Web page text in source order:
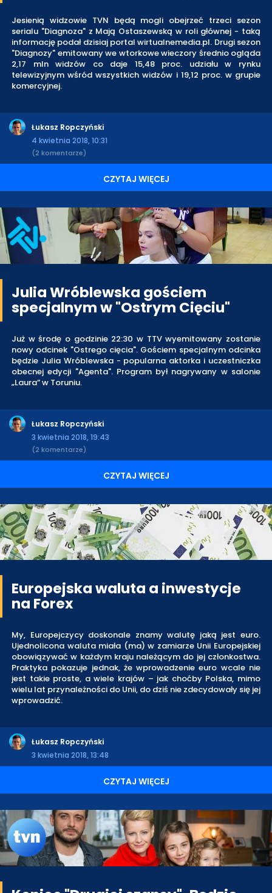
Jesienią widzowie TVN będą mogli obejrzeć trzeci sezon
serialu "Diagnoza" z Mają Ostaszewską w roli głównej - taką
informację podał dzisiaj portal wirtualnemedia.pl. Drugi sezon
"Diagnozy" emitowany we wtorkowe wieczory średnio ogląda
2,17 mln widzów co daje 15,48 proc. udziału w rynku
telewizyjnym wśród wszystkich widzów i 19,12 proc. w grupie
komercyjnej.
Łukasz Ropczyński
4 kwietnia 2018, 10:31
(2 komentarze)
CZYTAJ WIĘCEJ
Julia Wróblewska gościem
specjalnym w "Ostrym Cięciu"
Już w środę o godzinie 22:30 w TTV wyemitowany zostanie
nowy odcinek "Ostrego cięcia". Gościem specjalnym odcinka
będzie Julia Wróblewska - popularna aktorka i uczestniczka
obecnej edycji "Agenta". Program był nagrywany w salonie
„Laura” w Toruniu.
Łukasz Ropczyński
3 kwietnia 2018, 19:43
(2 komentarze)
CZYTAJ WIĘCEJ
Europejska waluta a inwestycje
na Forex
My, Europejczycy doskonale znamy walutę jaką jest euro.
Ujednolicona waluta miała (ma) w zamiarze Unii Europejskiej
obowiązywać w każdym kraju należącym do jej członkostwa.
Praktyka pokazuje jednak, że wprowadzenie euro wcale nie
jest takie proste, a wiele krajów – jak choćby Polska, mimo
wielu lat przynależności do Unii, do dziś nie zdecydowały się jej
wprowadzić.
Łukasz Ropczyński
3 kwietnia 2018, 13:48
CZYTAJ WIĘCEJ